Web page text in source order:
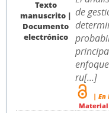
Texto
manuscrito |
Documento
electrónico
de
ru[...]
| En
Material